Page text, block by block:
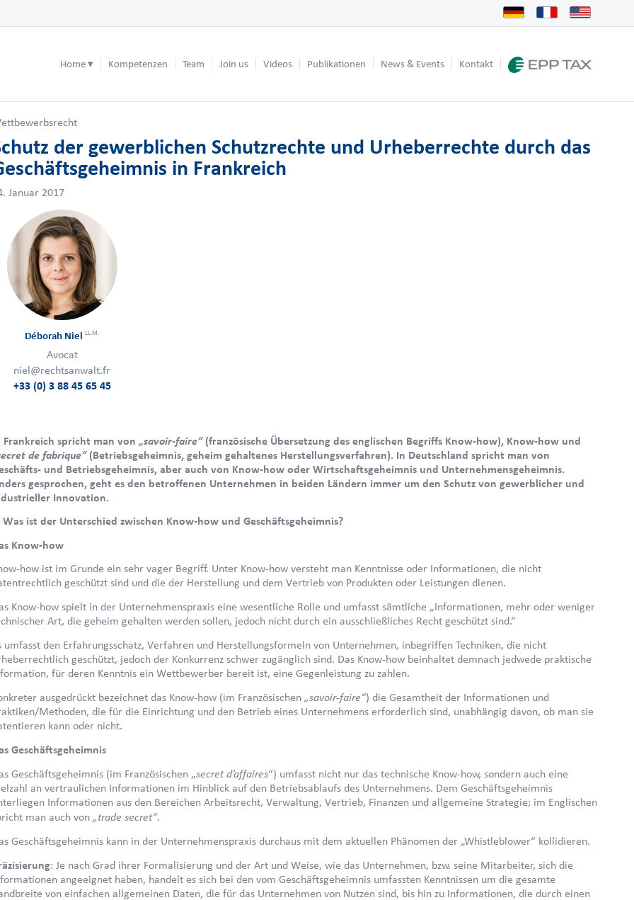
Home Kompetenzen Team Join us Videos Publikationen News & Events Kontakt
der gewerblichen Schutzrechte und Urheberrechte durch das
in Frankreich
Déborah NielLL.M.
Avocat
niel@rechtsanwalt.fr
+33 (0) 3 88 45 65 45
Frankreich spricht man von „savoir-faire“ (französische Übersetzung des englischen Begriffs Know-how), Know-how und
de fabrique“ (Betriebsgeheimnis, geheim gehaltenes Herstellungsverfahren). In Deutschland spricht man von
und Betriebsgeheimnis, aber auch von Know-how oder Wirtschaftsgeheimnis und Unternehmensgeheimnis.
gesprochen, geht es den betroffenen Unternehmen in beiden Ländern immer um den Schutz von gewerblicher und
Innovation.
Was ist der Unterschied zwischen Know-how und Geschäftsgeheimnis?
Know-how
how ist im Grunde ein sehr vager Begriff. Unter Know-how versteht man Kenntnisse oder Informationen, die nicht
geschützt sind und die der Herstellung und dem Vertrieb von Produkten oder Leistungen dienen.
Know-how spielt in der Unternehmenspraxis eine wesentliche Rolle und umfasst sämtliche „Informationen, mehr oder weniger
Art, die geheim gehalten werden sollen, jedoch nicht durch ein ausschließliches Recht geschützt sind.“
umfasst den Erfahrungsschatz, Verfahren und Herstellungsformeln von Unternehmen, inbegriffen Techniken, die nicht
geschützt, jedoch der Konkurrenz schwer zugänglich sind. Das Know-how beinhaltet demnach jedwede praktische
für deren Kenntnis ein Wettbewerber bereit ist, eine Gegenleistung zu zahlen.
ausgedrückt bezeichnet das Know-how (im Französischen „savoir-faire“) die Gesamtheit der Informationen und
Methoden, die für die Einrichtung und den Betrieb eines Unternehmens erforderlich sind, unabhängig davon, ob man sie
kann oder nicht.
Geschäftsgeheimnis
Geschäftsgeheimnis (im Französischen „secret d’affaires“) umfasst nicht nur das technische Know-how, sondern auch eine
an vertraulichen Informationen im Hinblick auf den Betriebsablaufs des Unternehmens. Dem Geschäftsgeheimnis
Informationen aus den Bereichen Arbeitsrecht, Verwaltung, Vertrieb, Finanzen und allgemeine Strategie; im Englischen
man auch von „trade secret“.
Geschäftsgeheimnis kann in der Unternehmenspraxis durchaus mit dem aktuellen Phänomen der „Whistleblower“ kollidieren.
: Je nach Grad ihrer Formalisierung und der Art und Weise, wie das Unternehmen, bzw. seine Mitarbeiter, sich die
angeeignet haben, handelt es sich bei den vom Geschäftsgeheimnis umfassten Kenntnissen um die gesamte
von einfachen allgemeinen Daten, die für das Unternehmen von Nutzen sind, bis hin zu Informationen, die durch einen
Januar 2017